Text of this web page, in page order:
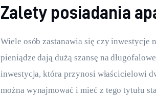
Zalety posiadania
Wiele osób zastanawia się czy inwestycje
pieniądze dają dużą szansę na
inwestycja, która przynosi właścicielowi
można wynajmować i mieć z tego tytułu